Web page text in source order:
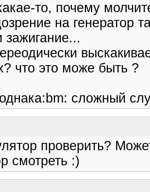
то, почему
на генератор
зажигание...
что это може быть ?
сложный
проверить?
смотреть :)